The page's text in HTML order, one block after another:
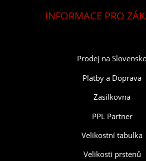
INFORMACE PRO
Prodej na
Platby a Doprava
Zasilkovna
PPL Partner
Velikostní tabulka
Velikosti prstenů